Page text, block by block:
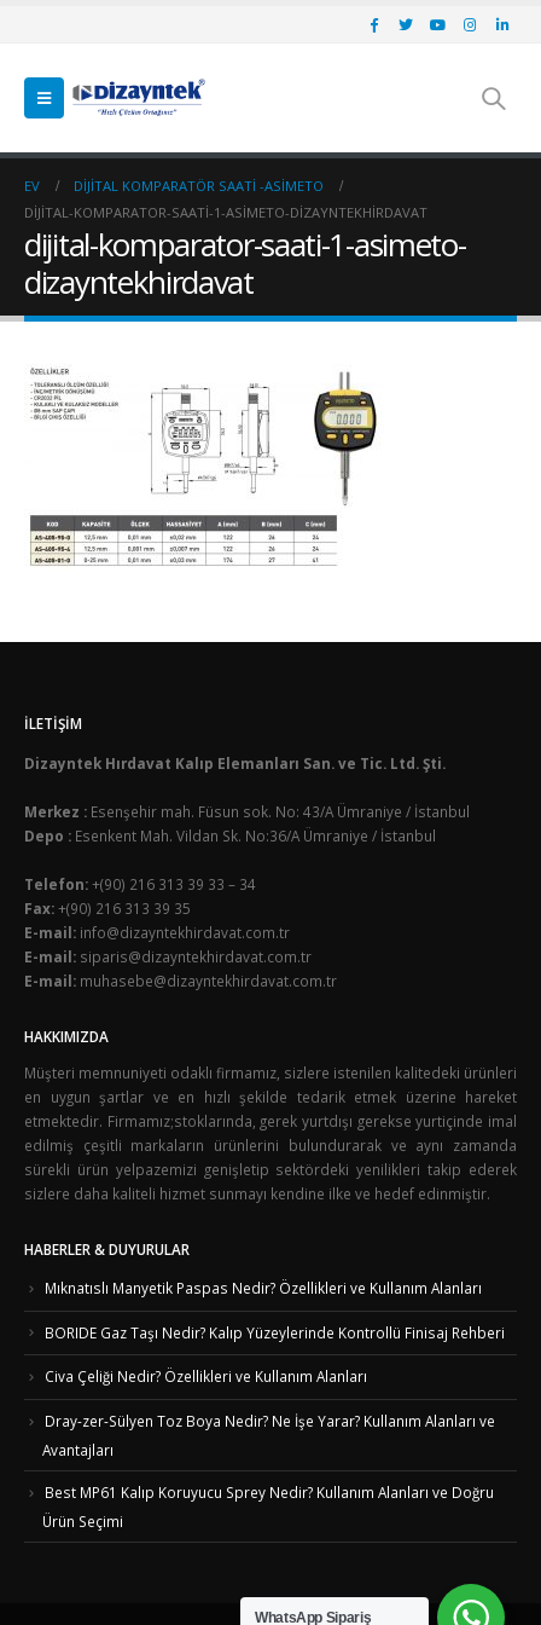
EV
DIJITAL KOMPARATÖR SAATI -ASİMETO
DIJITAL-KOMPARATOR-SAATI-1-ASIMETO-DIZAYNTEKHIRDAVAT
dijital-komparator-saati-1-asimeto-
dizayntekhirdavat
İLETIŞIM
Dizayntek Hırdavat Kalıp Elemanları San. ve Tic. Ltd. Şti.
Merkez : Esenşehir mah. Füsun sok. No: 43/A Ümraniye / İstanbul
Depo : Esenkent Mah. Vildan Sk. No:36/A Ümraniye / İstanbul
Telefon:+(90) 216 313 39 33 – 34
Fax:+(90) 216 313 39 35
E-mail: info@dizayntekhirdavat.com.tr
E-mail: siparis@dizayntekhirdavat.com.tr
E-mail: muhasebe@dizayntekhirdavat.com.tr
HAKKIMIZDA
Müşteri memnuniyeti odaklı firmamız, sizlere istenilen kalitedeki ürünleri
en uygun şartlar ve en hızlı şekilde tedarik etmek üzerine hareket
etmektedir. Firmamız;stoklarında, gerek yurtdışı gerekse yurtiçinde imal
edilmiş çeşitli markaların ürünlerini bulundurarak ve aynı zamanda
sürekli ürün yelpazemizi genişletip sektördeki yenilikleri takip ederek
sizlere daha kaliteli hizmet sunmayı kendine ilke ve hedef edinmiştir.
HABERLER & DUYURULAR
Mıknatıslı Manyetik Paspas Nedir? Özellikleri ve Kullanım Alanları
BORIDE Gaz Taşı Nedir? Kalıp Yüzeylerinde Kontrollü Finisaj Rehberi
Civa Çeliği Nedir? Özellikleri ve Kullanım Alanları
Dray-zer-Sülyen Toz Boya Nedir? Ne İşe Yarar? Kullanım Alanları ve
Avantajları
Best MP61 Kalıp Koruyucu Sprey Nedir? Kullanım Alanları ve Doğru
Ürün Seçimi
WhatsApp Sipariş